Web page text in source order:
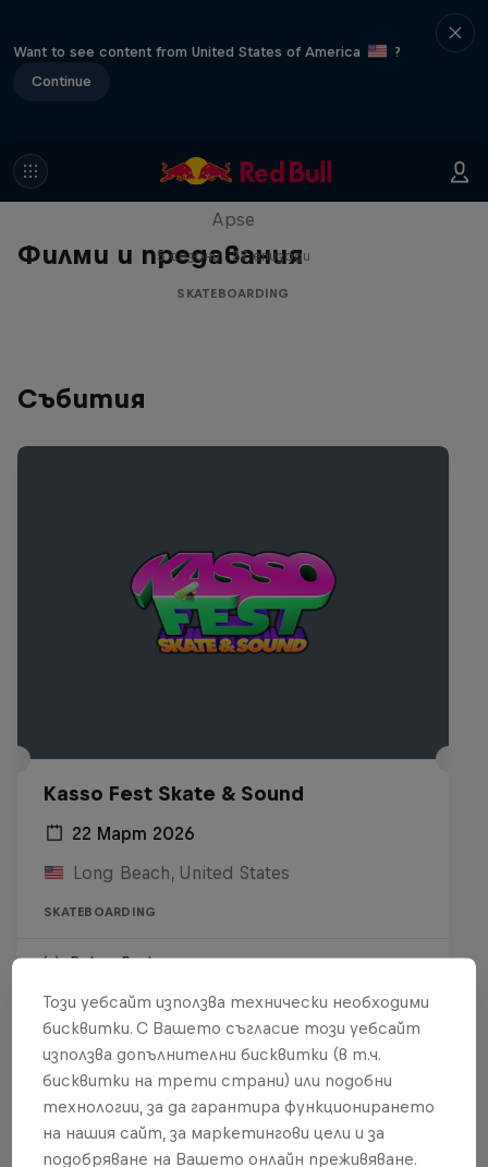
Want to see content from United States of America
?
Continue
Филми и предавания
Skate Tales
Apse
5 сезони · 27 епизоди
SKATEBOARDING
Събития
Kasso Fest Skate & Sound
22 Март 2026
Long Beach, United States
SKATEBOARDING
Виж на Replay
Още от това?
Този уебсайт използва технически необходими
бисквитки. С Вашето съгласие този уебсайт
използва допълнителни бисквитки (в т.ч.
бисквитки на трети страни) или подобни
технологии, за да гарантира функционирането
на нашия сайт, за маркетингови цели и за
подобряване на Вашето онлайн преживяване.